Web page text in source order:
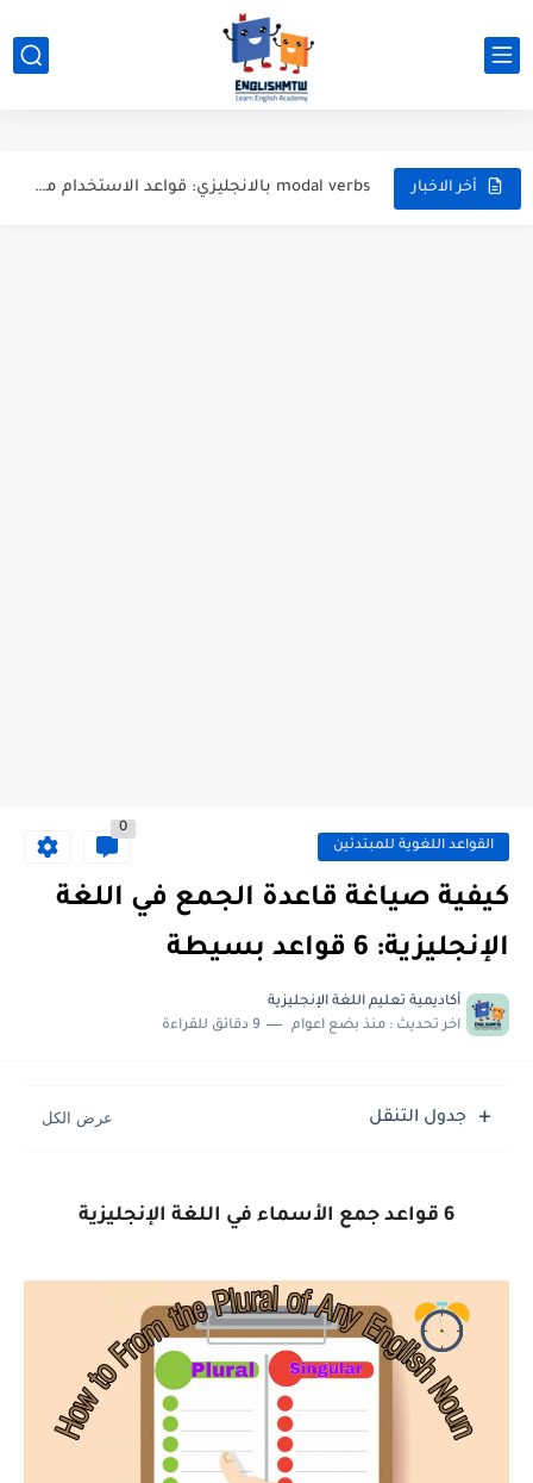
أخر الاخبار
أهم مفردات اللغة الانجليزية للمبتدئين في الحياة اليومية
شرح verb to be بالتفصيل مع أمثلة عملية للمبتدئين
القواعد اللغوية للمبتدئين
0
كيفية صياغة قاعدة الجمع في اللغة
الإنجليزية: 6 قواعد بسيطة
أكاديمية تعليم اللغة الإنجليزية
اخر تحديث : منذ بضع اعوام 9 دقائق للقراءة
جدول التنقل
6 قواعد جمع الأسماء في اللغة الإنجليزية